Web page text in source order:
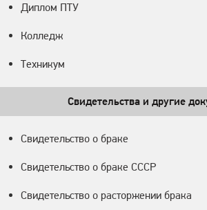
Диплом ПТУ
Колледж
Техникум
Свидетельства и другие
Свидетельство о браке
Свидетельство о браке СССР
Свидетельство о расторжении брака